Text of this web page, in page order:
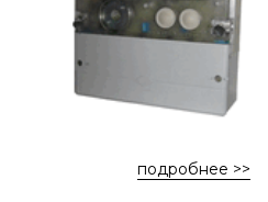
подробнее >>